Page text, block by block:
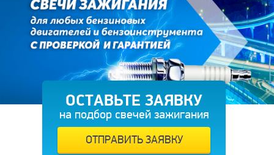
ОСТАВЬТЕ ЗАЯВКУ
на подбор свечей зажигания